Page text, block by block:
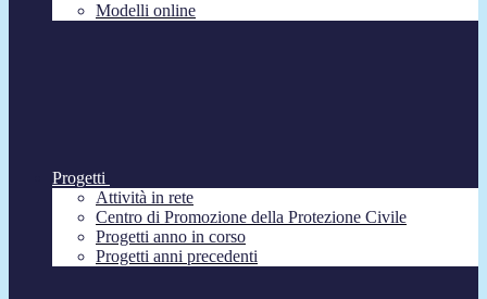
Modelli online
Progetti
Attività in rete
Centro di Promozione della Protezione Civile
Progetti anno in corso
Progetti anni precedenti